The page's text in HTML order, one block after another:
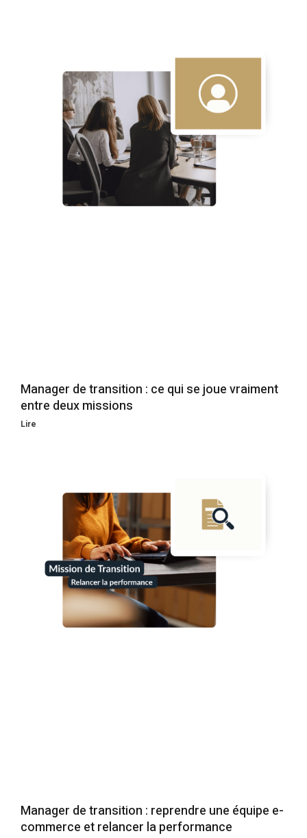
Manager de transition : ce qui se joue vraiment
entre deux missions
Lire
Manager de transition : reprendre une équipe e-
commerce et relancer la performance